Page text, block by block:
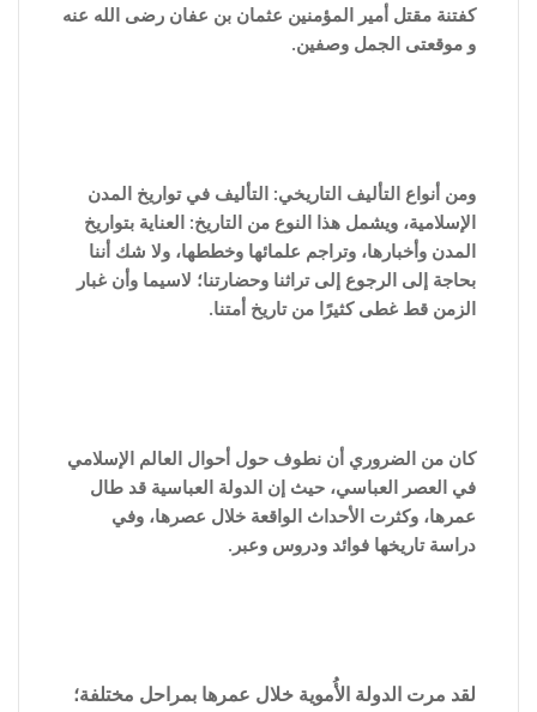
كفتنة مقتل أمير المؤمنين عثمان بن عفان رضى الله عنه
و موقعتى الجمل وصفين.
ومن أنواع التأليف التاريخي: التأليف في تواريخ المدن
الإسلامية، ويشمل هذا النوع من التاريخ: العناية بتواريخ
المدن وأخبارها، وتراجم علمائها وخططها، ولا شك أننا
بحاجة إلى الرجوع إلى تراثنا وحضارتنا؛ لاسيما وأن غبار
الزمن قط غطى كثيرًا من تاريخ أمتنا.
كان من الضروري أن نطوف حول أحوال العالم الإسلامي
في العصر العباسي، حيث إن الدولة العباسية قد طال
عمرها، وكثرت الأحداث الواقعة خلال عصرها، وفي
دراسة تاريخها فوائد ودروس وعبر.
لقد مرت الدولة الأُموية خلال عمرها بمراحل مختلفة؛